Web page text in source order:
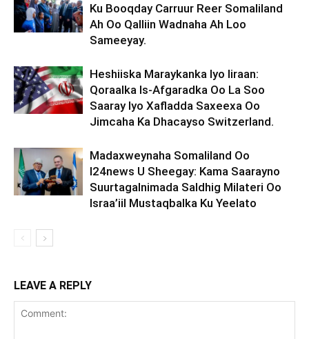
Ku Booqday Carruur Reer Somaliland
Ah Oo Qalliin Wadnaha Ah Loo
Sameeyay.
Heshiiska Maraykanka Iyo Iiraan:
Qoraalka Is-Afgaradka Oo La Soo
Saaray Iyo Xafladda Saxeexa Oo
Jimcaha Ka Dhacayso Switzerland.
Madaxweynaha Somaliland Oo
I24news U Sheegay: Kama Saarayno
Suurtagalnimada Saldhig Milateri Oo
Israa’iil Mustaqbalka Ku Yeelato
LEAVE A REPLY